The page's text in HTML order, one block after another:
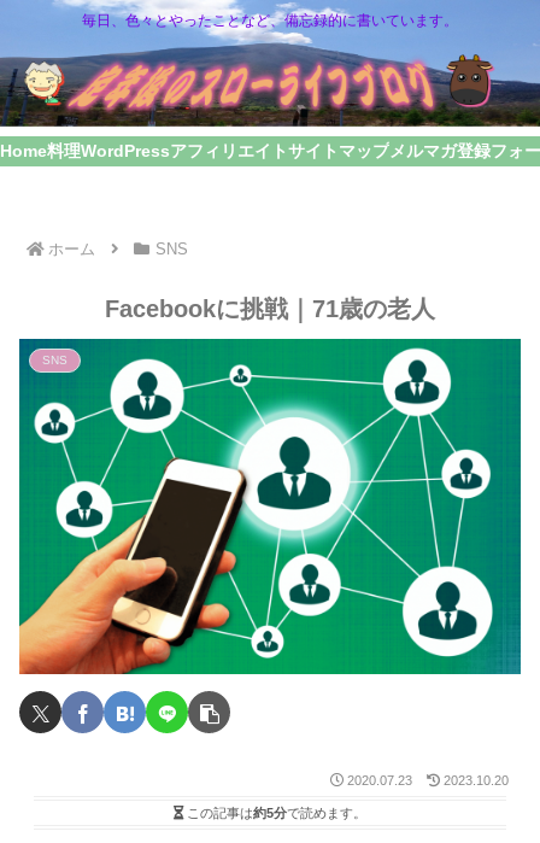
毎日、色々とやったことなど、備忘録的に書いています。
Home料理WordPressアフィリエイトサイトマップメルマガ登録フォ
ホーム SNS
Facebookに挑戦｜71歳の老人
SNS
2020.07.23 2023.10.20
この記事は約5分で読めます。